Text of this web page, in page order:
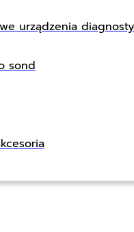
urządzenia
sond